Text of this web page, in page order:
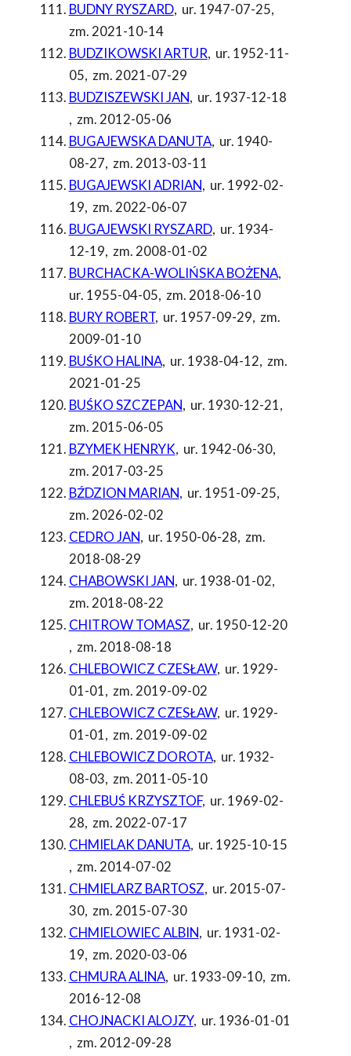
BUDNY RYSZARD, ur. 1947-07-25,
zm. 2021-10-14
BUDZIKOWSKI ARTUR, ur. 1952-11-
05, zm. 2021-07-29
BUDZISZEWSKI JAN, ur. 1937-12-18
, zm. 2012-05-06
BUGAJEWSKA DANUTA, ur. 1940-
08-27, zm. 2013-03-11
BUGAJEWSKI ADRIAN, ur. 1992-02-
19, zm. 2022-06-07
BUGAJEWSKI RYSZARD, ur. 1934-
12-19, zm. 2008-01-02
BURCHACKA-WOLIŃSKA BOŻENA,
ur. 1955-04-05, zm. 2018-06-10
BURY ROBERT, ur. 1957-09-29, zm.
2009-01-10
BUŚKO HALINA, ur. 1938-04-12, zm.
2021-01-25
BUŚKO SZCZEPAN, ur. 1930-12-21,
zm. 2015-06-05
BZYMEK HENRYK, ur. 1942-06-30,
zm. 2017-03-25
BŹDZION MARIAN, ur. 1951-09-25,
zm. 2026-02-02
CEDRO JAN, ur. 1950-06-28, zm.
2018-08-29
CHABOWSKI JAN, ur. 1938-01-02,
zm. 2018-08-22
CHITROW TOMASZ, ur. 1950-12-20
, zm. 2018-08-18
CHLEBOWICZ CZESŁAW, ur. 1929-
01-01, zm. 2019-09-02
CHLEBOWICZ CZESŁAW, ur. 1929-
01-01, zm. 2019-09-02
CHLEBOWICZ DOROTA, ur. 1932-
08-03, zm. 2011-05-10
CHLEBUŚ KRZYSZTOF, ur. 1969-02-
28, zm. 2022-07-17
CHMIELAK DANUTA, ur. 1925-10-15
, zm. 2014-07-02
CHMIELARZ BARTOSZ, ur. 2015-07-
30, zm. 2015-07-30
CHMIELOWIEC ALBIN, ur. 1931-02-
19, zm. 2020-03-06
CHMURA ALINA, ur. 1933-09-10, zm.
2016-12-08
CHOJNACKI ALOJZY, ur. 1936-01-01
, zm. 2012-09-28